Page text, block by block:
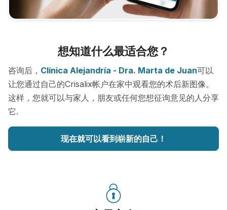
想知道什么最适合您？
咨询后， Clínica Alejandría - Dra. Marta de Juan可以
让您通过自己的Crisalix帐户在家中观看您的术后新图像。
这样，您就可以与家人，朋友或任何您想征询意见的人分享
它.
现在就可以看到崭新的自己！